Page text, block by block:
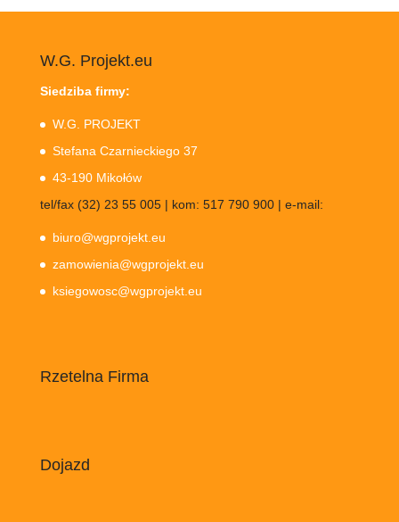
W.G. Projekt.eu
Siedziba firmy:
W.G. PROJEKT
Stefana Czarnieckiego 37
43-190 Mikołów
tel/fax (32) 23 55 005 | kom: 517 790 900 | e-mail:
biuro@wgprojekt.eu
zamowienia@wgprojekt.eu
ksiegowosc@wgprojekt.eu
Rzetelna Firma
Dojazd